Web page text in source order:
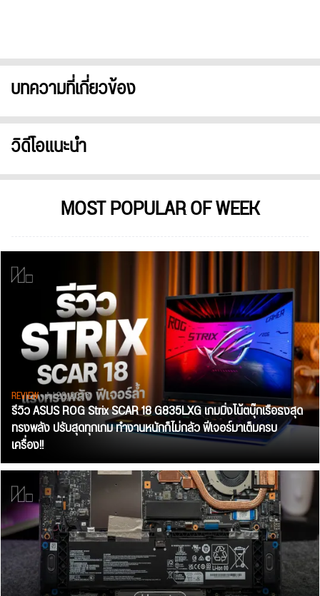
บทความที่เกี่ยวข้อง
วิดีโอแนะนำ
MOST POPULAR OF WEEK
REVIEW• Jul 28, 2026
รีวิว ASUS ROG Strix SCAR 18 G835LXG เกมมิ่งโน้ตบุ๊กเรือธงสุด
ทรงพลัง ปรับสุดทุกเกม ทำงานหนักก็ไม่กลัว ฟีเจอร์มาเต็มครบ
เครื่อง!!